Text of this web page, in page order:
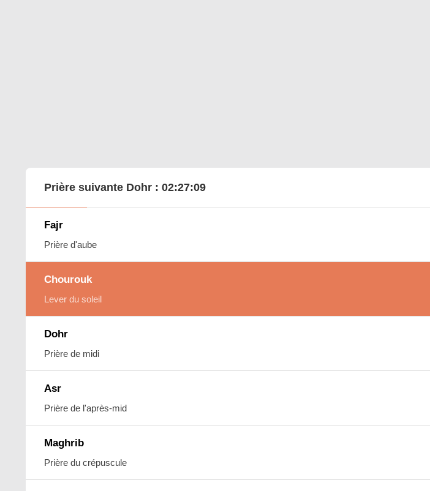
Prière suivante Dohr : 02:27:07
Fajr
Prière d'aube
Chourouk
Lever du soleil
Dohr
Prière de midi
Asr
Prière de l'après-mid
Maghrib
Prière du crépuscule